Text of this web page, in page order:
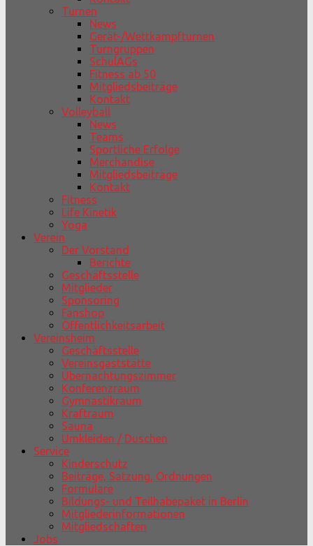
Turnen
News
Gerät-/Wettkampfturnen
Turngruppen
SchulAGs
Fitness ab 50
Mitgliedsbeiträge
Kontakt
Volleyball
News
Teams
Sportliche Erfolge
Merchandise
Mitgliedsbeiträge
Kontakt
Fitness
Life Kinetik
Yoga
Verein
Der Vorstand
Berichte
Geschäftsstelle
Mitglieder
Sponsoring
Fanshop
Öffentlichkeitsarbeit
Vereinsheim
Geschäftsstelle
Vereinsgaststätte
Übernachtungszimmer
Konferenzraum
Gymnastikraum
Kraftraum
Sauna
Umkleiden / Duschen
Service
Kinderschutz
Beiträge, Satzung, Ordnungen
Formulare
Bildungs- und Teilhabepaket in Berlin
Mitgliederinformationen
Mitgliedschaften
Jobs